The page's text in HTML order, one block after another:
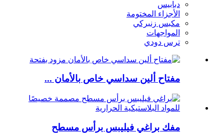
دبابيس
الأجزاء المختومة
مكبس زنبركي
المواجهات
ترس دودي
مفتاح ألين سداسي خاص بالأمان ...
مفك براغي فيليبس برأس مسطح